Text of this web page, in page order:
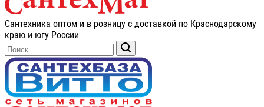
Сантехника оптом и в розницу с доставкой по Краснодарскому
краю и югу России